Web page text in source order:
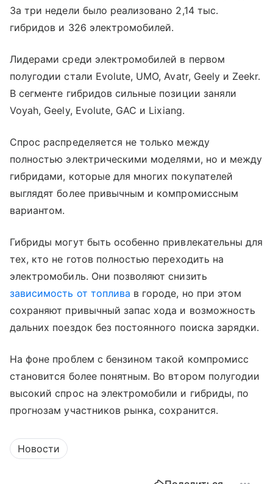
За три недели было реализовано 2,14 тыс.
гибридов и 326 электромобилей.
Лидерами среди электромобилей в первом
полугодии стали Evolute, UMO, Avatr, Geely и Zeekr.
В сегменте гибридов сильные позиции заняли
Voyah, Geely, Evolute, GAC и Lixiang.
Спрос распределяется не только между
полностью электрическими моделями, но и между
гибридами, которые для многих покупателей
выглядят более привычным и компромиссным
вариантом.
Гибриды могут быть особенно привлекательны для
тех, кто не готов полностью переходить на
электромобиль. Они позволяют снизить
зависимость от топлива в городе, но при этом
сохраняют привычный запас хода и возможность
дальних поездок без постоянного поиска зарядки.
На фоне проблем с бензином такой компромисс
становится более понятным. Во втором полугодии
высокий спрос на электромобили и гибриды, по
прогнозам участников рынка, сохранится.
Новости